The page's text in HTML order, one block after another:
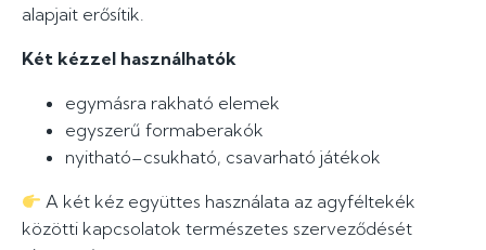
alapjait erősítik.
Két kézzel használhatók
egymásra rakható elemek
egyszerű formaberakók
nyitható–csukható, csavarható játékok
A két kéz együttes használata az agyféltekék
közötti kapcsolatok természetes szerveződését